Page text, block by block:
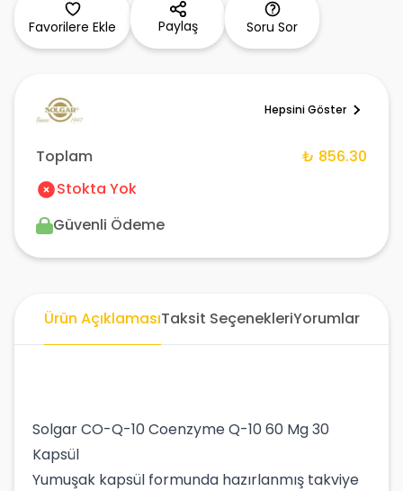
Favorilere Ekle Paylaş Soru Sor
Hepsini Göster
Toplam
₺ 856.30
Stokta Yok
Güvenli Ödeme
Ürün AçıklamasıTaksit SeçenekleriYorumlar
Solgar CO-Q-10 Coenzyme Q-10 60 Mg 30
Kapsül
Yumuşak kapsül formunda hazırlanmış takviye